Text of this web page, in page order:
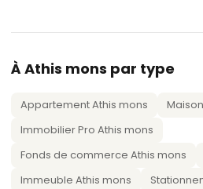
À Athis mons par type
Appartement Athis mons
Immobilier Pro Athis mons
Fonds de commerce Athis mons
Immeuble Athis mons